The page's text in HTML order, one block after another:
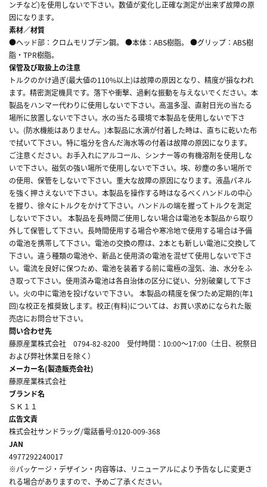
ンチなど)を使用しないで下さい。数値が変化し正確な測定が出来ず故障の原
因になります。
素材／材質
●ヘッド部：クロムモリブデン鋼。 ●本体：ABS樹脂。 ●グリップ：ABS樹
脂・TPR樹脂。
保管及び取扱上の注意
トルクのかけ過ぎ(最大値の110%以上)は故障の原因となり、精度が損なわれ
ます。精密測定機具です。落下や衝撃、過剰な振動を与えないでください。本
製品をハンマー代わりに使用しないで下さい。高温多湿、直射日光の当たる
場所に放置しないで下さい。水の当たる環境で本製品を使用しないで下さ
い。(防水機能はありません。)本製品に水滴が付着した時は、直ちに乾いた布
で拭いて下さい。特に塩分を含んだ海水等の付着は故障の原因になります。
ご注意ください。お手入れにアルコール、シンナー等の有機溶剤を使用しな
いで下さい。磁気の強い場所で使用しないで下さい。埃、砂塵の多い場所で
の使用、保管をしないで下さい。重大な故障の原因になります。液晶パネル
を強く押さえないで下さい。本製品を操作する時はなるべくハンドルの中心
を握り、徐々にトルクをかけて下さい。ハンドルの端を握ってトルクを測定
しないで下さい。 本製品を長時間ご使用しない場合は電池を本製品から取り
外して保管して下さい。長時間使用する場合や寒冷地で使用する場合は予備
の電池を携帯して下さい。電池の交換の際は、2本とも新しい電池に交換して
下さい。違う種類の電池や、新品と使用済の電池を混ぜて使用しないで下さ
い。電流を良好に保つため、電池を装着する前に電極の湿気、油、水分をふ
き取って下さい。使用済み電池は各自治体の区分に従い、分別破棄して下さ
い。火の中に電池を投げないで下さい。 本製品の精度を保つため定期的(年1
回)な校正を推奨致します。校正(有料)については、お買い求めになられた販
売店にお問合せ下さい。
問い合わせ先
藤原産業株式会社 0794-82-8200 受付時間：10:00～17:00（土日、祝祭日
および弊社休業日を除く）
メーカー名(製造販売会社)
藤原産業株式会社
ブランド名
ＳＫ１１
広告文責
株式会社サンドラッグ/電話番号:0120-009-368
JAN
4977292240017
※パッケージ・デザイン・内容等は、リニューアルにより予告なしに変更さ
れる場合がありますので、予めご了承ください。